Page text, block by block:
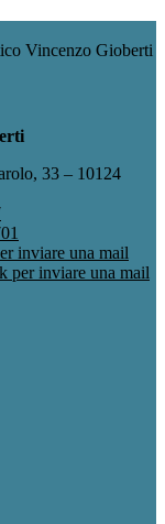
Vincenzo Gioberti
33 – 10124
inviare una mail
per inviare una mail